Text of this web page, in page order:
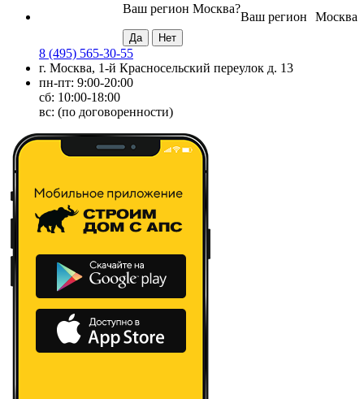
Москва
Ваш регион
Ваш регион Москва?
8 (495) 565-30-55
г. Москва, 1-й Красносельский переулок д. 13
пн-пт: 9:00-20:00
сб: 10:00-18:00
вс: (по договоренности)